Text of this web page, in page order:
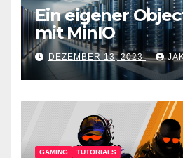
Ein eigener
mit MinIO
DEZEMBER 13, 2023
GAMING TUTORIALS